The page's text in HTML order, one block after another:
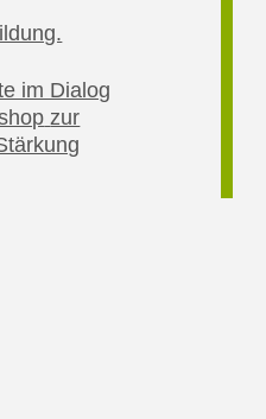
im Dialog
zur